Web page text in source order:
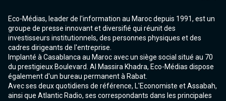
Eco-Médias, leader de l'information au Maroc depuis 1991, est un
groupe de presse innovant et diversifié qui réunit des
investisseurs institutionnels, des personnes physiques et des
cadres dirigeants de l'entreprise.
Implanté à Casablanca au Maroc avec un siège social situé au 70
du prestigieux Boulevard. Al Massira Khadra, Eco-Médias dispose
également d'un bureau permanent à Rabat.
Avec ses deux quotidiens de référence, L'Economiste et Assabah,
ainsi que Atlantic Radio, ses correspondants dans les principales